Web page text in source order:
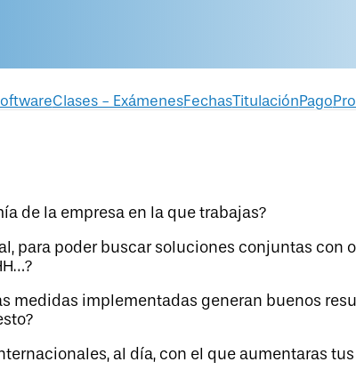
Clases - ExámenesFechasTitulaciónPago
de la empresa en la que trabajas?
para poder buscar soluciones conjuntas con
medidas implementadas generan buenos
al día, con el que aumentaras